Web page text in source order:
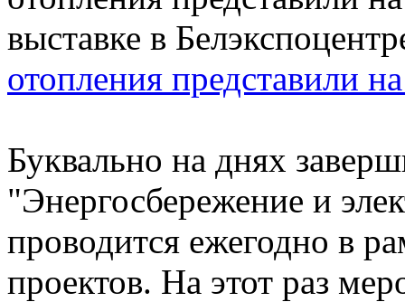
отопления представили
Буквально на днях
"Энергосбережение и
проводится ежегодно в
проектов. На этот раз